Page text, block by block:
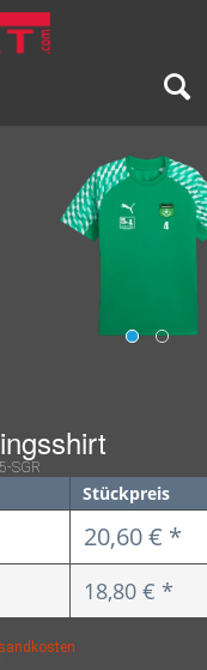
SGR
Stückpreis
20,60 € *
18,80 € *